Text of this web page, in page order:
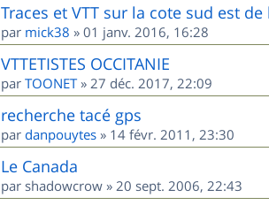
Traces et VTT sur la cote sud est de
par mick38 » 01 janv. 2016, 16:28
VTTETISTES OCCITANIE
par TOONET» 27 déc. 2017, 22:09
recherche tacé gps
par danpouytes » 14 févr. 2011, 23:30
Le Canada
par shadowcrow » 20 sept. 2006, 22:43